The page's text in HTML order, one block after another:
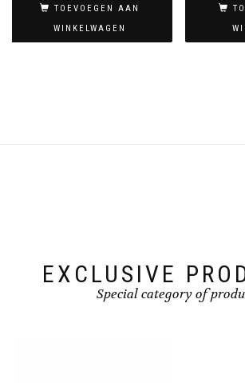
TOEVOEGEN AAN
WINKELWAGEN
EXCLUSIVE
Special category of